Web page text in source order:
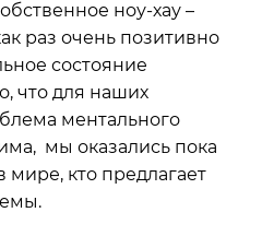
ноу-хау –
раз очень позитивно
состояние
что для наших
ментального
мы оказались пока
кто предлагает